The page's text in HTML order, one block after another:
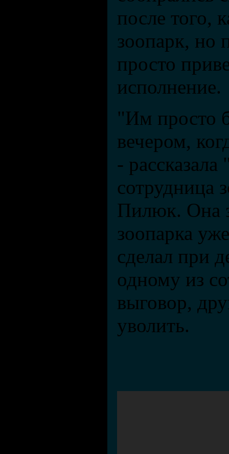
после того,
зоопарк, но
просто
исполнение.
"Им просто
вечером,
-
сотрудница
Пилюк. Она
зоопарка
сделал при
одному из
выговор,
уволить.